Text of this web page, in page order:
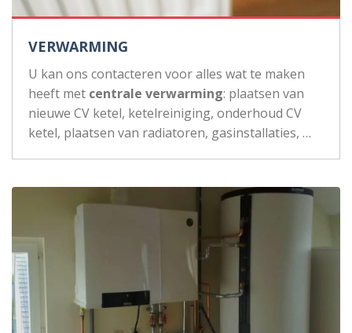
VERWARMING
U kan ons contacteren voor alles wat te maken
heeft met centrale verwarming: plaatsen van
nieuwe CV ketel, ketelreiniging, onderhoud CV
ketel, plaatsen van radiatoren, gasinstallaties, …